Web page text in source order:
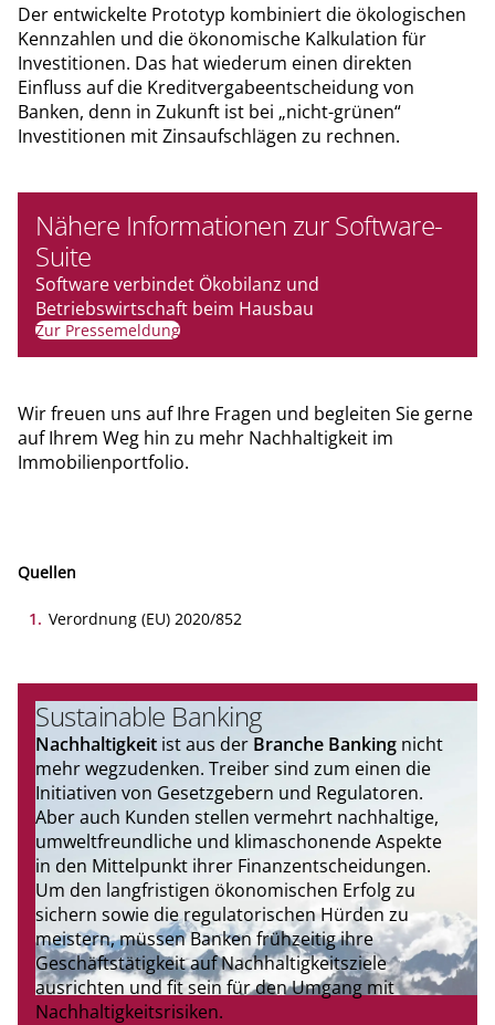
Der entwickelte Prototyp kombiniert die ökologischen
Kennzahlen und die ökonomische Kalkulation für
Investitionen. Das hat wiederum einen direkten
Einfluss auf die Kreditvergabeentscheidung von
Banken, denn in Zukunft ist bei „nicht-grünen“
Investitionen mit Zinsaufschlägen zu rechnen.
Nähere Informationen zur Software-
Suite
Software verbindet Ökobilanz und
Betriebswirtschaft beim Hausbau
Zur Pressemeldung
Wir freuen uns auf Ihre Fragen und begleiten Sie gerne
auf Ihrem Weg hin zu mehr Nachhaltigkeit im
Immobilienportfolio.
Quellen
1. Verordnung (EU) 2020/852
Sustainable Banking
Nachhaltigkeit ist aus der Branche Banking nicht
mehr wegzudenken. Treiber sind zum einen die
Initiativen von Gesetzgebern und Regulatoren.
Aber auch Kunden stellen vermehrt nachhaltige,
umweltfreundliche und klimaschonende Aspekte
in den Mittelpunkt ihrer Finanzentscheidungen.
Um den langfristigen ökonomischen Erfolg zu
sichern sowie die regulatorischen Hürden zu
meistern, müssen Banken frühzeitig ihre
Geschäftstätigkeit auf Nachhaltigkeitsziele
ausrichten und fit sein für den Umgang mit
Nachhaltigkeitsrisiken.